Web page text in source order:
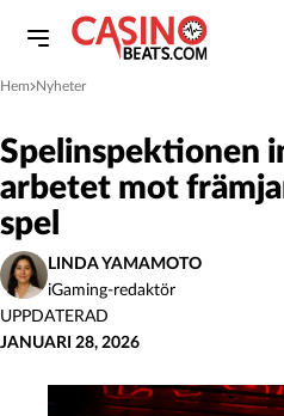
Hem»Nyheter
Spelinspektionen
arbetet mot
spel
LINDA YAMAMOTO
iGaming-redaktör
UPPDATERAD
JANUARI 28, 2026